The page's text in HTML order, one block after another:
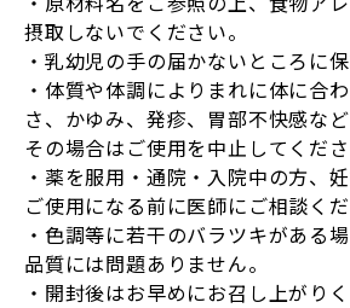
摂取しないでください。
・乳幼児の手の届かないところに
・体質や体調によりまれに体に合
さ、かゆみ、発疹、胃部不快感な
その場合はご使用を中止してくださ
・薬を服用・通院・入院中の方、
ご使用になる前に医師にご相談くだ
・色調等に若干のバラツキがある
品質には問題ありません。
・開封後はお早めにお召し上がりく